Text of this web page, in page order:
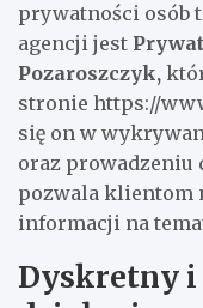
prywatności osób
agencji jest
Pozaroszczyk,
stronie https://
się on w
oraz prowadzeniu
pozwala klientom
informacji na
Dyskretny i